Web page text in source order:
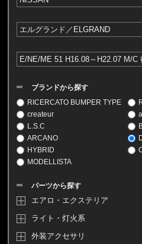
ブランドから探す
RICERCATO BUMPER TYPE
createur
L.S.C
ARCANO
HYBRID
MODELLISTA
パーツから探す
エアロ・エクステリア
ライト・灯火系
外装アクセサリ